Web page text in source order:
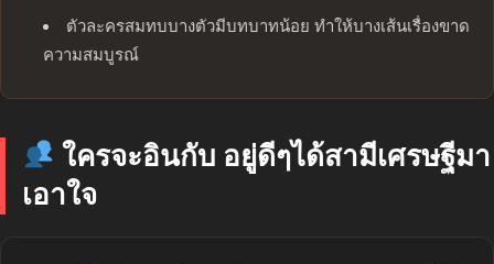
ตัวละครสมทบบางตัวมีบทบาทน้อย ทำให้บางเส้นเรื่องขาด
ความสมบูรณ์
ใครจะอินกับ อยู่ดีๆได้สามีเศรษฐีมา
เอาใจ